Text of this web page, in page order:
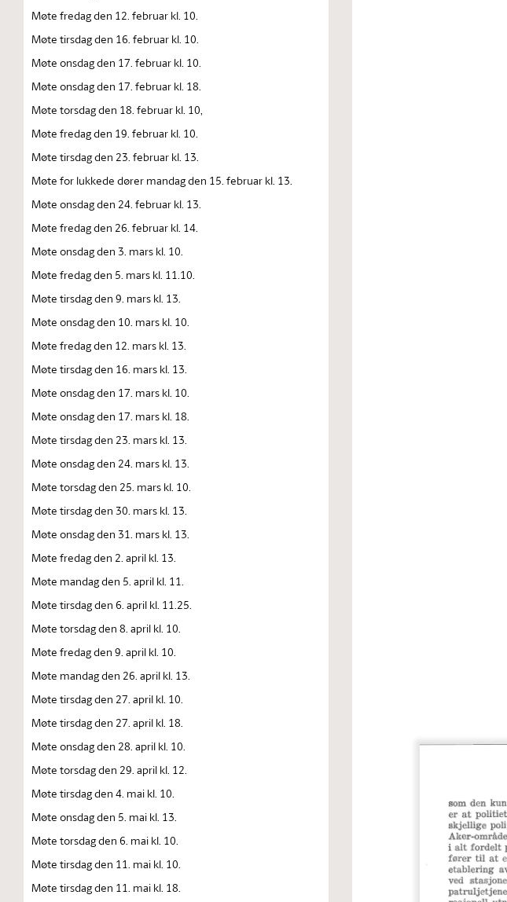
Møte fredag den 12. februar kl. 10.
Møte tirsdag den 16. februar kl. 10.
Møte onsdag den 17. februar kl. 10.
Møte onsdag den 17. februar kl. 18.
Møte torsdag den 18. februar kl. 10,
Møte fredag den 19. februar kl. 10.
Møte tirsdag den 23. februar kl. 13.
Møte for lukkede dører mandag den 15. februar kl. 13.
Møte onsdag den 24. februar kl. 13.
Møte fredag den 26. februar kl. 14.
Møte onsdag den 3. mars kl. 10.
Møte fredag den 5. mars kl. 11.10.
Møte tirsdag den 9. mars kl. 13.
Møte onsdag den 10. mars kl. 10.
Møte fredag den 12. mars kl. 13.
Møte tirsdag den 16. mars kl. 13.
Møte onsdag den 17. mars kl. 10.
Møte onsdag den 17. mars kl. 18.
Møte tirsdag den 23. mars kl. 13.
Møte onsdag den 24. mars kl. 13.
Møte torsdag den 25. mars kl. 10.
Møte tirsdag den 30. mars kl. 13.
Møte onsdag den 31. mars kl. 13.
Møte fredag den 2. april kl. 13.
Møte mandag den 5. april kl. 11.
Møte tirsdag den 6. april kl. 11.25.
Møte torsdag den 8. april kl. 10.
Møte fredag den 9. april kl. 10.
Møte mandag den 26. april kl. 13.
Møte tirsdag den 27. april kl. 10.
Møte tirsdag den 27. april kl. 18.
Møte onsdag den 28. april kl. 10.
Møte torsdag den 29. april kl. 12.
Møte tirsdag den 4. mai kl. 10.
Møte onsdag den 5. mai kl. 13.
Møte torsdag den 6. mai kl. 10.
Møte tirsdag den 11. mai kl. 10.
Møte tirsdag den 11. mai kl. 18.